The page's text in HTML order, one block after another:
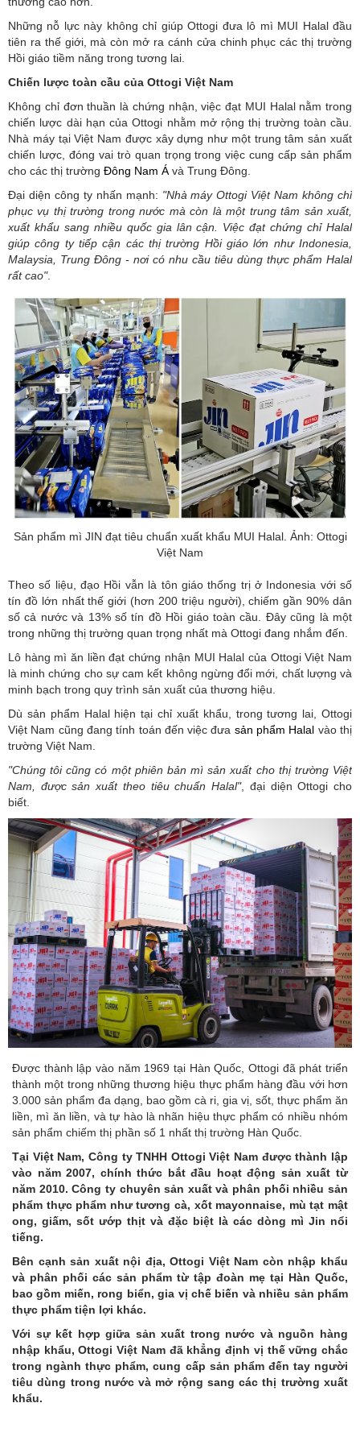
Những nỗ lực này không chỉ giúp Ottogi đưa lô mì MUI Halal đầu
tiên ra thế giới, mà còn mở ra cánh cửa chinh phục các thị trường
Hồi giáo tiềm năng trong tương lai.
Chiến lược toàn cầu của Ottogi Việt Nam
Không chỉ đơn thuần là chứng nhận, việc đạt MUI Halal nằm trong
chiến lược dài hạn của Ottogi nhằm mở rộng thị trường toàn cầu.
Nhà máy tại Việt Nam được xây dựng như một trung tâm sản xuất
chiến lược, đóng vai trò quan trọng trong việc cung cấp sản phẩm
cho các thị trường Đông Nam Á và Trung Đông.
Đại diện công ty nhấn mạnh: "Nhà máy Ottogi Việt Nam không chỉ
phục vụ thị trường trong nước mà còn là một trung tâm sản xuất,
xuất khẩu sang nhiều quốc gia lân cận. Việc đạt chứng chỉ Halal
giúp công ty tiếp cận các thị trường Hồi giáo lớn như Indonesia,
Malaysia, Trung Đông - nơi có nhu cầu tiêu dùng thực phẩm Halal
rất cao".
Sản phẩm mì JIN đạt tiêu chuẩn xuất khẩu MUI Halal. Ảnh: Ottogi
Việt Nam
Theo số liệu, đạo Hồi vẫn là tôn giáo thống trị ở Indonesia với số
tín đồ lớn nhất thế giới (hơn 200 triệu người), chiếm gần 90% dân
số cả nước và 13% số tín đồ Hồi giáo toàn cầu. Đây cũng là một
trong những thị trường quan trọng nhất mà Ottogi đang nhắm đến.
Lô hàng mì ăn liền đạt chứng nhận MUI Halal của Ottogi Việt Nam
là minh chứng cho sự cam kết không ngừng đổi mới, chất lượng và
minh bạch trong quy trình sản xuất của thương hiệu.
Dù sản phẩm Halal hiện tại chỉ xuất khẩu, trong tương lai, Ottogi
Việt Nam cũng đang tính toán đến việc đưa sản phẩm Halal vào thị
trường Việt Nam.
"Chúng tôi cũng có một phiên bản mì sản xuất cho thị trường Việt
Nam, được sản xuất theo tiêu chuẩn Halal", đại diện Ottogi cho
biết.
Được thành lập vào năm 1969 tại Hàn Quốc, Ottogi đã phát triển
thành một trong những thương hiệu thực phẩm hàng đầu với hơn
3.000 sản phẩm đa dạng, bao gồm cà ri, gia vị, sốt, thực phẩm ăn
liền, mì ăn liền, và tự hào là nhãn hiệu thực phẩm có nhiều nhóm
sản phẩm chiếm thị phần số 1 nhất thị trường Hàn Quốc.
Tại Việt Nam, Công ty TNHH Ottogi Việt Nam được thành lập
vào năm 2007, chính thức bắt đầu hoạt động sản xuất từ
năm 2010. Công ty chuyên sản xuất và phân phối nhiều sản
phẩm thực phẩm như tương cà, xốt mayonnaise, mù tạt mật
ong, giấm, sốt ướp thịt và đặc biệt là các dòng mì Jin nổi
tiếng.
Bên cạnh sản xuất nội địa, Ottogi Việt Nam còn nhập khẩu
và phân phối các sản phẩm từ tập đoàn mẹ tại Hàn Quốc,
bao gồm miến, rong biển, gia vị chế biến và nhiều sản phẩm
thực phẩm tiện lợi khác.
Với sự kết hợp giữa sản xuất trong nước và nguồn hàng
nhập khẩu, Ottogi Việt Nam đã khẳng định vị thế vững chắc
trong ngành thực phẩm, cung cấp sản phẩm đến tay người
tiêu dùng trong nước và mở rộng sang các thị trường xuất
khẩu.